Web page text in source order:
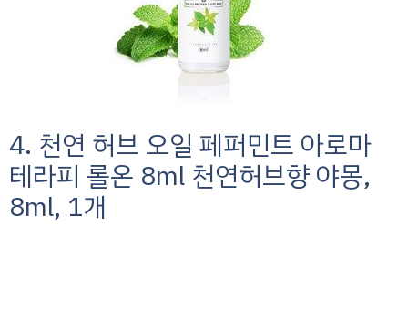
4. 천연 허브 오일 페퍼민트 아로마
테라피 롤온 8ml 천연허브향 야몽,
8ml, 1개